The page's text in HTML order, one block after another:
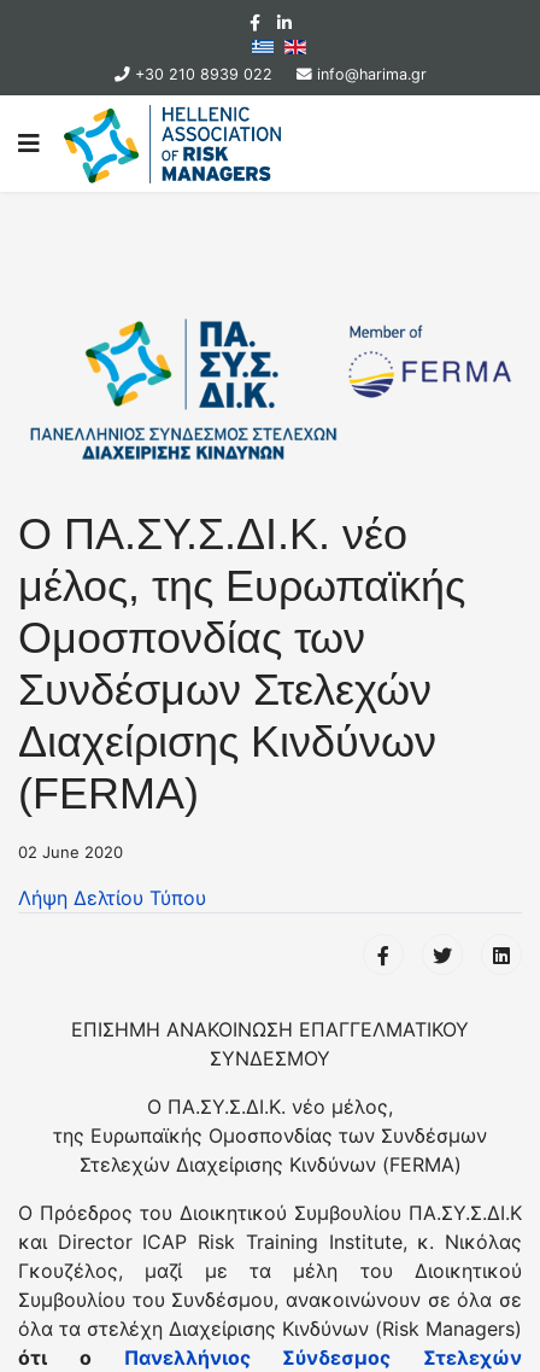
+30 210 8939 022 info@harima.gr
Ο ΠΑ.ΣΥ.Σ.ΔΙ.Κ. νέο
μέλος, της Ευρωπαϊκής
Ομοσπονδίας των
Συνδέσμων Στελεχών
Διαχείρισης Κινδύνων
(FERMA)
02 June 2020
Λήψη Δελτίου Τύπου
ΕΠΙΣΗΜΗ ΑΝΑΚΟΙΝΩΣΗ ΕΠΑΓΓΕΛΜΑΤΙΚΟΥ
ΣΥΝΔΕΣΜΟΥ
O ΠΑ.ΣΥ.Σ.ΔΙ.Κ. νέο μέλος,
της Ευρωπαϊκής Ομοσπονδίας των Συνδέσμων
Στελεχών Διαχείρισης Κινδύνων (FERMA)
O Πρόεδρος του Διοικητικού Συμβουλίου ΠΑ.ΣΥ.Σ.ΔΙ.Κ
και Director ICAP Risk Training Institute, κ. Νικόλας
Γκουζέλος, μαζί με τα μέλη του Διοικητικού
Συμβουλίου του Συνδέσμου, ανακοινώνουν σε όλα σε
όλα τα στελέχη Διαχείρισης Κινδύνων (Risk Managers)
ότι ο Πανελλήνιος Σύνδεσμος Στελεχών